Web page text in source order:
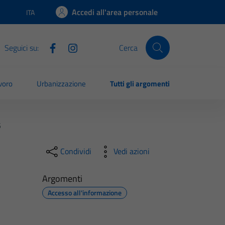
Lingua attiva:
ITA Accedi all'area personale
Seguici su: Cerca
Urbanizzazione Tutti gli argomenti
Condividi Vedi azioni
Argomenti
Accesso all'informazione